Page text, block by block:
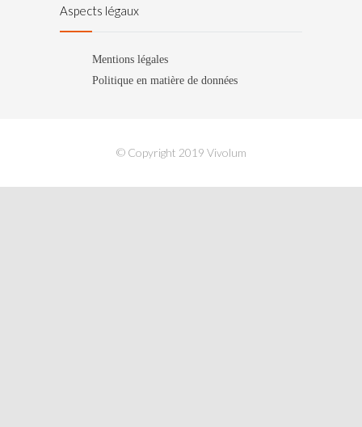
Aspects légaux
Mentions légales
Politique en matière de données
© Copyright 2019 Vivolum